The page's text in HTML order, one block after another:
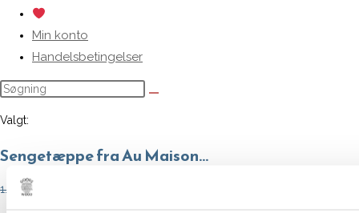
Min konto
Handelsbetingelser
Valgt:
Sengetæppe fra Au Maison…
1.499,00